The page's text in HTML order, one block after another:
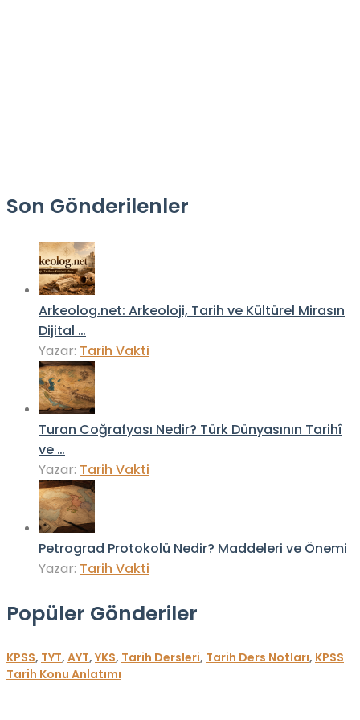
Son Gönderilenler
Arkeolog.net: Arkeoloji, Tarih ve Kültürel Mirasın
Dijital …
Yazar: Tarih Vakti
Turan Coğrafyası Nedir? Türk Dünyasının Tarihî
ve …
Yazar: Tarih Vakti
Petrograd Protokolü Nedir? Maddeleri ve Önemi
Yazar: Tarih Vakti
Popüler Gönderiler
KPSS, TYT, AYT, YKS, Tarih Dersleri, Tarih Ders Notları, KPSS
Tarih Konu Anlatımı